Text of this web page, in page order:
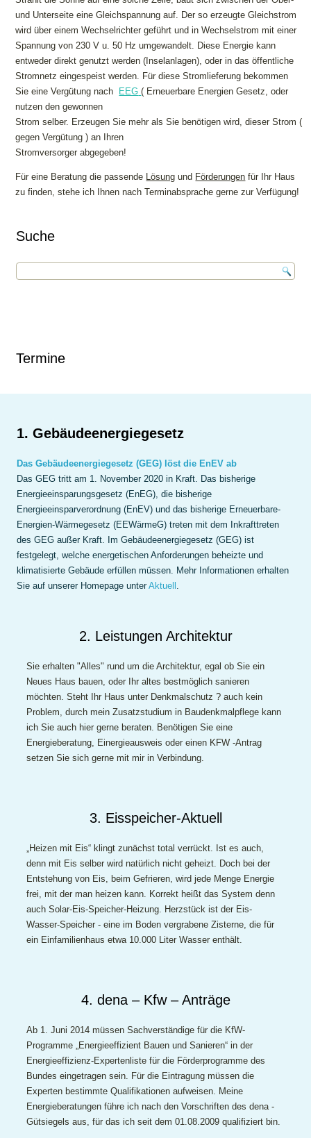
und Unterseite eine Gleichspannung auf. Der so erzeugte Gleichstrom
wird über einem Wechselrichter geführt und in Wechselstrom mit einer
Spannung von 230 V u. 50 Hz umgewandelt. Diese Energie kann
entweder direkt genutzt werden (Inselanlagen), oder in das öffentliche
Stromnetz eingespeist werden. Für diese Stromlieferung bekommen
Sie eine Vergütung nach EEG ( Erneuerbare Energien Gesetz, oder
nutzen den gewonnen
Strom selber. Erzeugen Sie mehr als Sie benötigen wird, dieser Strom (
gegen Vergütung ) an Ihren
Stromversorger abgegeben!
Für eine Beratung die passende Lösung und Förderungen für Ihr Haus
zu finden, stehe ich Ihnen nach Terminabsprache gerne zur Verfügung!
Suche
Termine
1. Gebäudeenergiegesetz
Das Gebäudeenergiegesetz (GEG) löst die EnEV ab
Das GEG tritt am 1. November 2020 in Kraft. Das bisherige
Energieeinsparungsgesetz (EnEG), die bisherige
Energieeinsparverordnung (EnEV) und das bisherige Erneuerbare-
Energien-Wärmegesetz (EEWärmeG) treten mit dem Inkrafttreten
des GEG außer Kraft. Im Gebäudeenergiegesetz (GEG) ist
festgelegt, welche energetischen Anforderungen beheizte und
klimatisierte Gebäude erfüllen müssen. Mehr Informationen erhalten
Sie auf unserer Homepage unter Aktuell
2. Leistungen Architektur
Sie erhalten "Alles" rund um die Architektur, egal ob Sie ein
Neues Haus bauen, oder Ihr altes bestmöglich sanieren
möchten. Steht Ihr Haus unter Denkmalschutz ? auch kein
Problem, durch mein Zusatzstudium in Baudenkmalpflege kann
ich Sie auch hier gerne beraten. Benötigen Sie eine
Energieberatung, Einergieausweis oder einen KFW -Antrag
setzen Sie sich gerne mit mir in Verbindung.
3. Eisspeicher-Aktuell
„Heizen mit Eis“ klingt zunächst total verrückt. Ist es auch,
denn mit Eis selber wird natürlich nicht geheizt. Doch bei der
Entstehung von Eis, beim Gefrieren, wird jede Menge Energie
frei, mit der man heizen kann. Korrekt heißt das System denn
auch Solar-Eis-Speicher-Heizung. Herzstück ist der Eis-
Wasser-Speicher - eine im Boden vergrabene Zisterne, die für
ein Einfamilienhaus etwa 10.000 Liter Wasser enthält.
4. dena – Kfw – Anträge
Ab 1. Juni 2014 müssen Sachverständige für die KfW-
Programme „Energieeffizient Bauen und Sanieren“ in der
Energieeffizienz-Expertenliste für die Förderprogramme des
Bundes eingetragen sein. Für die Eintragung müssen die
Experten bestimmte Qualifikationen aufweisen. Meine
Energieberatungen führe ich nach den Vorschriften des dena -
Gütsiegels aus, für das ich seit dem 01.08.2009 qualifiziert bin.